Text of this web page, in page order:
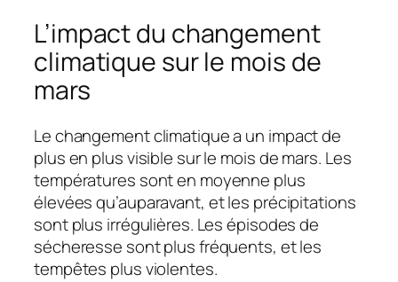
L’impact du changement
climatique sur le mois de
mars
Le changement climatique a un impact de
plus en plus visible sur le mois de mars. Les
températures sont en moyenne plus
élevées qu’auparavant, et les précipitations
sont plus irrégulières. Les épisodes de
sécheresse sont plus fréquents, et les
tempêtes plus violentes.